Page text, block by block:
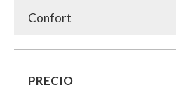
Confort
PRECIO